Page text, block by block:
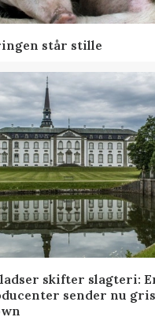
står stille
skifter slagteri:
sender nu